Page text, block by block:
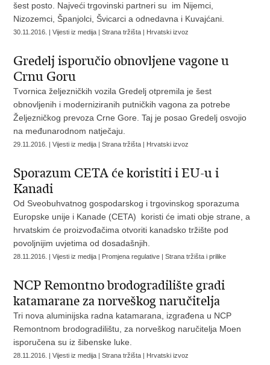
šest posto. Najveći trgovinski partneri su im Nijemci,
Nizozemci, Španjolci, Švicarci a odnedavna i Kuvajćani.
30.11.2016. | Vijesti iz medija | Strana tržišta | Hrvatski izvoz
Gredelj isporučio obnovljene vagone u
Crnu Goru
Tvornica željezničkih vozila Gredelj otpremila je šest
obnovljenih i moderniziranih putničkih vagona za potrebe
Željezničkog prevoza Crne Gore. Taj je posao Gredelj osvojio
na međunarodnom natječaju.
29.11.2016. | Vijesti iz medija | Strana tržišta | Hrvatski izvoz
Sporazum CETA će koristiti i EU-u i
Kanadi
Od Sveobuhvatnog gospodarskog i trgovinskog sporazuma
Europske unije i Kanade (CETA) koristi će imati obje strane, a
hrvatskim će proizvođačima otvoriti kanadsko tržište pod
povoljnijim uvjetima od dosadašnjih.
28.11.2016. | Vijesti iz medija | Promjena regulative | Strana tržišta i prilike
NCP Remontno brodogradilište gradi
katamarane za norveškog naručitelja
Tri nova aluminijska radna katamarana, izgrađena u NCP
Remontnom brodogradilištu, za norveškog naručitelja Moen
isporučena su iz šibenske luke.
28.11.2016. | Vijesti iz medija | Strana tržišta | Hrvatski izvoz